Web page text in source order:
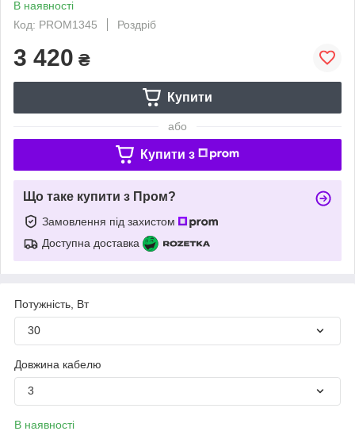
В наявності
Код: PROM1345
Роздріб
3 420 ₴
Купити
або
Купити з
Що таке купити з Пром?
Замовлення під захистом
Доступна доставка
Потужність, Вт
30
Довжина кабелю
3
В наявності